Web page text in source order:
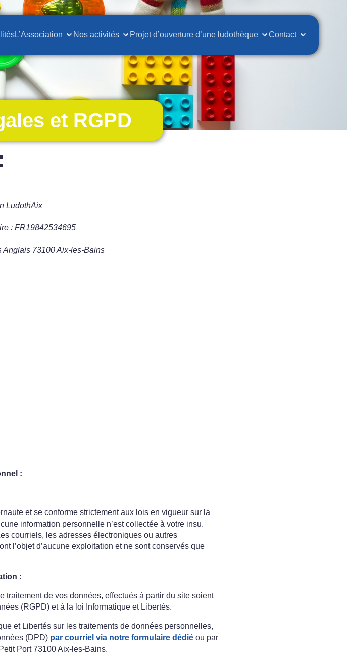
L’Association Nos activités Projet d’ouverture d’une ludothèque Contact
et RGPD
LudothAix
: FR19842534695
Anglais 73100 Aix-les-Bains
:
et se conforme strictement aux lois en vigueur sur la
information personnelle n’est collectée à votre insu.
courriels, les adresses électroniques ou autres
l’objet d’aucune exploitation et ne sont conservés que
:
traitement de vos données, effectués à partir du site soient
(RGPD) et à la loi Informatique et Libertés.
et Libertés sur les traitements de données personnelles,
(DPD) par courriel via notre formulaire dédié ou par
Port 73100 Aix-les-Bains.